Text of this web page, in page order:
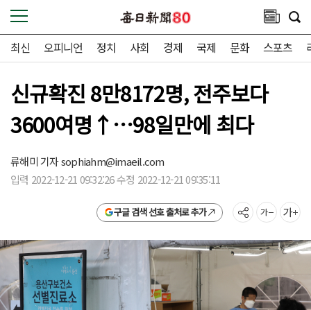
최신 오피니언 정치 사회 경제 국제 문화 스포츠
신규확진 8만8172명, 전주보다
3600여명↑…98일만에 최다
류해미 기자sophiahm@imaeil.com
입력 2022-12-21 09:32:26 수정 2022-12-21 09:35:11
구글 검색 선호 출처로 추가